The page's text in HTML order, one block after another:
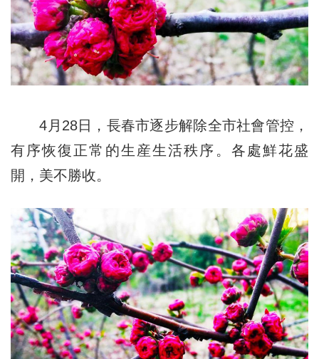
4月28日，長春市逐步解除全市社會管控，
有序恢復正常的生産生活秩序。各處鮮花盛
開，美不勝收。